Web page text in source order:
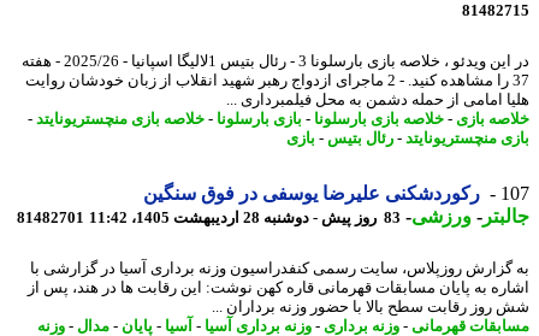
در این ویدئو ، خلاصه بازی بارسلونا 3 - رئال بتیس 1لالیگا اسپانیا - 2025/26 - هفته
37 را مشاهده کنید. - 2 ماجرای ازدواج رهبر شهید انقلاب از زبان خودشان روایت
امامی از حمله دشمن به محل فیلمبرداری ...
بازی - خلاصه بازی بارسلونا-بازی بارسلونا-خلاصه بازی منچستریونایتد-
منچستریونایتد-رئال بتیس-بازی
رکوردشکنی علیرضا یوسفی در فوق سنگین
-ورزشی-83 روز پیش - دوشنبه 28 اردیبهشت 1405، 11:42 81482701
روزپلاس، سایت رسمی کنفدراسیون وزنه برداری آسیا در گزارشی با
به پایان مسابقات قهرمانی قاره کهن نوشت: این رقابت ها در هند، پس از
رقابت سطح بالا با حضور وزنه برداران ...
قهرمانی-وزنه برداری- وزنه برداری آسیا -آسیا -پایان-مدال-وزنه